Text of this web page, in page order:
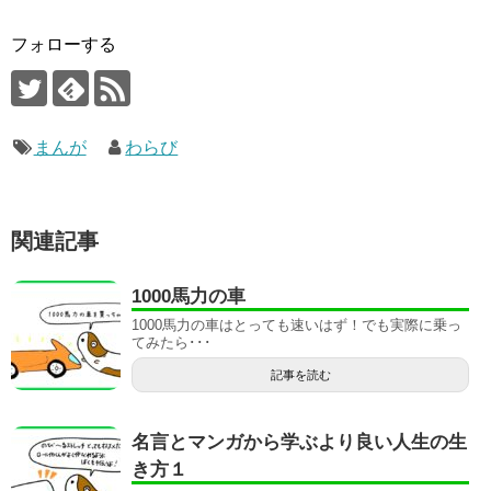
フォローする
まんが わらび
関連記事
1000馬力の車
1000馬力の車はとっても速いはず！でも実際に乗っ
てみたら･･･
記事を読む
名言とマンガから学ぶより良い人生の生
き方１